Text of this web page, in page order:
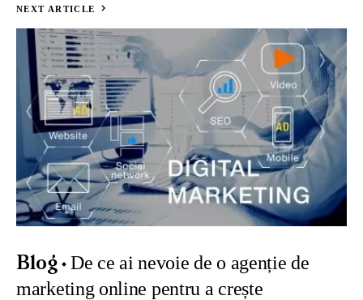
NEXT ARTICLE
Blog
De ce ai nevoie de o agenție de
marketing online pentru a crește